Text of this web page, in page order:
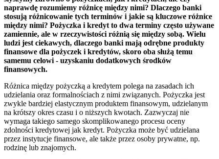
naprawdę rozumiemy różnicę między nimi? Dlaczego banki
stosują różnicowanie tych terminów i jakie są kluczowe różnice
między nimi? Pożyczka i kredyt to dwa terminy często używane
zamiennie, ale w rzeczywistości różnią się między sobą. Wielu
ludzi jest ciekawych, dlaczego banki mają odrębne produkty
finansowe dla pożyczek i kredytów, skoro oba służą temu
samemu celowi - uzyskaniu dodatkowych środków
finansowych.
Różnica między pożyczką a kredytem polega na zasadach ich
udzielania oraz formalnościach z nimi związanych. Pożyczka jest
zwykle bardziej elastycznym produktem finansowym, udzielanym
na krótszy okres czasu i o niższych kwotach. Zazwyczaj nie
wymaga takiego samego skomplikowanego procesu oceny
zdolności kredytowej jak kredyt. Pożyczka może być udzielana
przez instytucje finansowe, ale także przez osoby prywatne, np.
rodzinę lub znajomych.